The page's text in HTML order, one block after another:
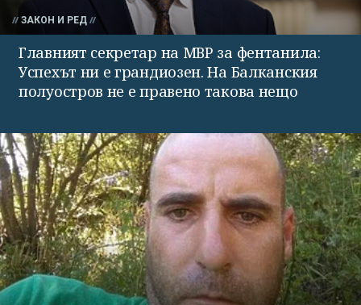
ЗАКОН И РЕД
Главният секретар на МВР за фентанила:
Успехът ни е грандиозен. На Балканския
полуостров не е правено такова нещо